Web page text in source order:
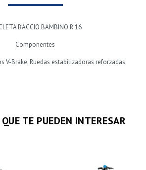
BACCIO BAMBINO R.16
Componentes
V-Brake, Ruedas estabilizadoras reforzadas
TE PUEDEN INTERESAR